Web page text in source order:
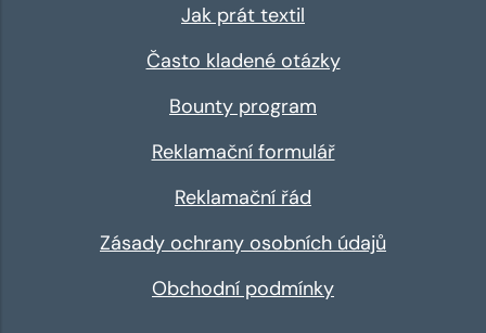
Jak prát textil
Často kladené otázky
Bounty program
Reklamační formulář
Reklamační řád
Zásady ochrany osobních údajů
Obchodní podmínky